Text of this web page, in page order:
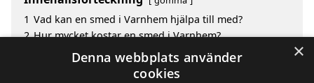
1 Vad kan en smed i Varnhem hjälpa till med?
2 Hur mycket kostar en smed i Varnhem?
Fördelar med att välja smed i Varnhem
Sök efter en smed i de omgivande städerna till
×
Denna webbplats använder
cookies